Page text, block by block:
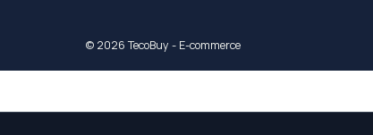
© 2026 TecoBuy - E-commerce